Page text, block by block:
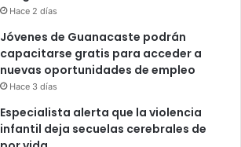
Hace 2 días
Jóvenes de Guanacaste podrán
capacitarse gratis para acceder a
nuevas oportunidades de empleo
Hace 3 días
Especialista alerta que la violencia
infantil deja secuelas cerebrales de